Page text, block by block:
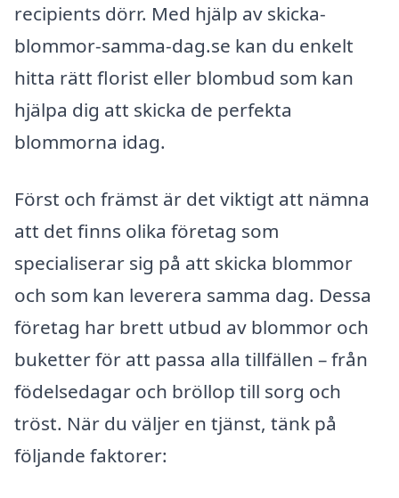
recipients dörr. Med hjälp av skicka-
blommor-samma-dag.se kan du enkelt
hitta rätt florist eller blombud som kan
hjälpa dig att skicka de perfekta
blommorna idag.
Först och främst är det viktigt att nämna
att det finns olika företag som
specialiserar sig på att skicka blommor
och som kan leverera samma dag. Dessa
företag har brett utbud av blommor och
buketter för att passa alla tillfällen – från
födelsedagar och bröllop till sorg och
tröst. När du väljer en tjänst, tänk på
följande faktorer: